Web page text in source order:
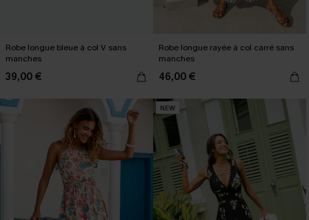
Robe longue bleue à col V sans
manches
39,00 €
Robe longue rayée à col carré sans
manches
46,00 €
NEW